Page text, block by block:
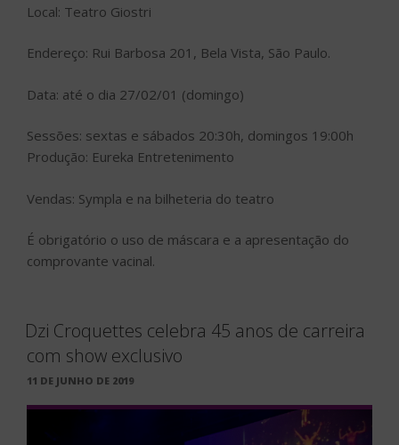
Local: Teatro Giostri
Endereço: Rui Barbosa 201, Bela Vista, São Paulo.
Data: até o dia 27/02/01 (domingo)
Sessões: sextas e sábados 20:30h, domingos 19:00h
Produção: Eureka Entretenimento
Vendas: Sympla e na bilheteria do teatro
É obrigatório o uso de máscara e a apresentação do
comprovante vacinal.
Dzi Croquettes celebra 45 anos de carreira
com show exclusivo
PUBLICADO
11 DE JUNHO DE 2019